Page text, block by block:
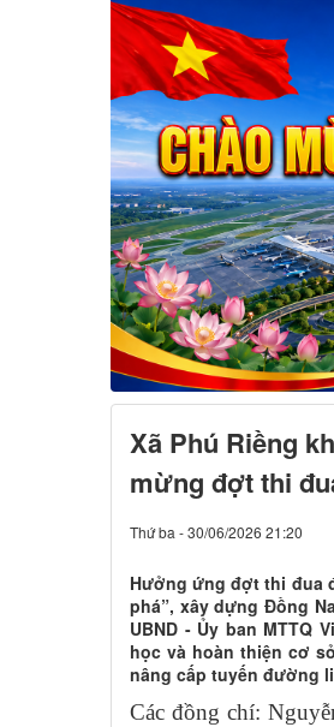
Xã Phú Riềng
mừng đợt thi
Thứ ba - 30/06/2026 21:20
Hưởng ứng đợt thi đua
phá”, xây dựng Đồng
UBND - Ủy ban MTTQ
học và hoàn thiện cơ
nâng cấp tuyến đường
Các đồng chí: